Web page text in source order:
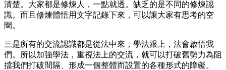
清楚。大家都是修煉人，一點就透。缺乏的是不同的修煉認
識。而且修煉體悟用文字記錄下來，可以讓大家有思考的空
間。
三是所有的交流認識都是從法中來，學法跟上，法會啟悟我
們。所以加強學法，重視法上的交流，就可以打破舊勢力為阻
擋我們打破間隔、形成一個整體而設置的各種形式的障礙。